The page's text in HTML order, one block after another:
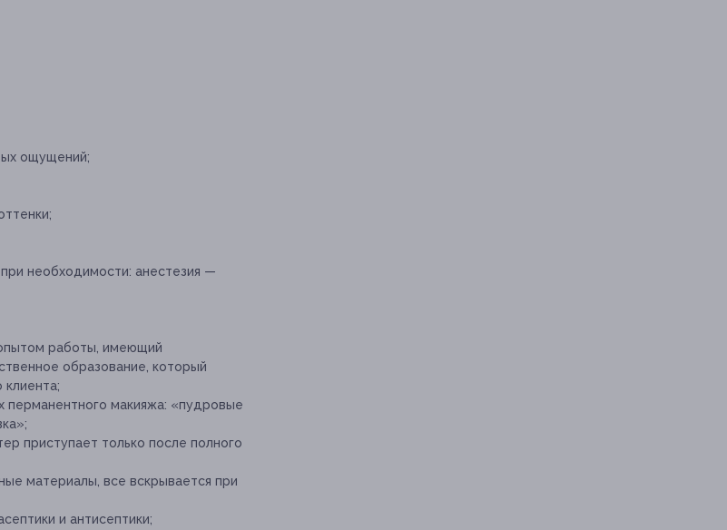
ощущений;
необходимости: анестезия —
работы, имеющий
образование, который
перманентного макияжа: «пудровые
приступает только после полного
материалы, все вскрывается при
и антисептики;